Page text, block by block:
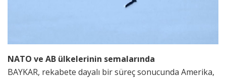
NATO ve AB ülkelerinin semalarında
BAYKAR, rekabete dayalı bir süreç sonucunda Amerika,